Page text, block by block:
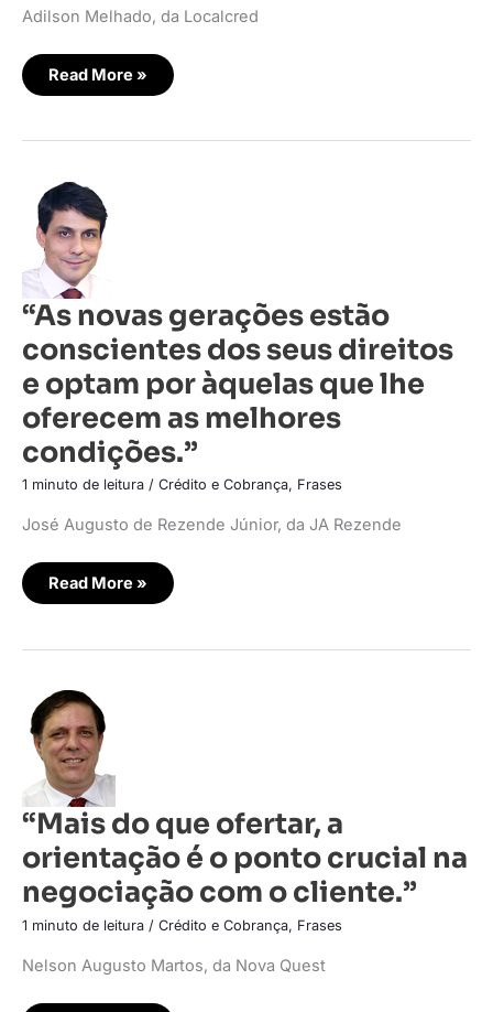
Adilson Melhado, da Localcred
Read More »
“As novas gerações estão
conscientes dos seus direitos
e optam por àquelas que lhe
oferecem as melhores
condições.”
1 minuto de leitura / Crédito e Cobrança, Frases
José Augusto de Rezende Júnior, da JA Rezende
“As
novas
gerações
estão
conscientes
dos
seus
direitos
e
optam
por
àquelas
que
lhe
oferecem
as
melhores
condições.”
Read More »
“Mais do que ofertar, a
orientação é o ponto crucial na
negociação com o cliente.”
1 minuto de leitura / Crédito e Cobrança, Frases
Nelson Augusto Martos, da Nova Quest
“Mais
do
que
ofertar,
a
orientação
é
o
ponto
crucial
na
negociação
com
o
cliente.”